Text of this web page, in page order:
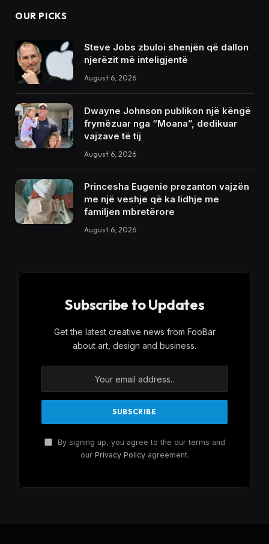
OUR PICKS
Steve Jobs zbuloi shenjën që dallon
njerëzit më inteligjentë
August 6, 2026
Dwayne Johnson publikon një këngë
frymëzuar nga “Moana”, dedikuar
vajzave të tij
August 6, 2026
Princesha Eugenie prezanton vajzën
me një veshje që ka lidhje me
familjen mbretërore
August 6, 2026
Subscribe to Updates
Get the latest creative news from FooBar
about art, design and business.
By signing up, you agree to the our terms and
our Privacy Policyagreement.